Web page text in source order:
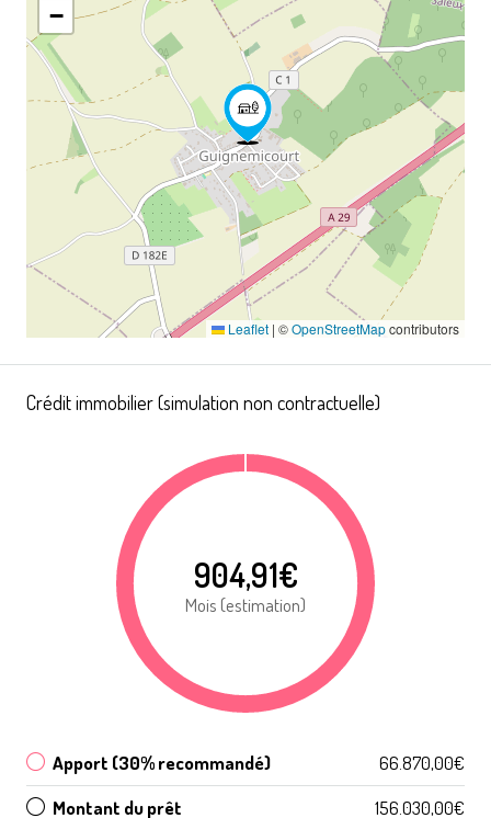
−
Leaflet | ©OpenStreetMapcontributors
Crédit immobilier (simulation non contractuelle)
904,91€
Mois (estimation)
Apport (30% recommandé)
66.870,00€
Montant du prêt
156.030,00€